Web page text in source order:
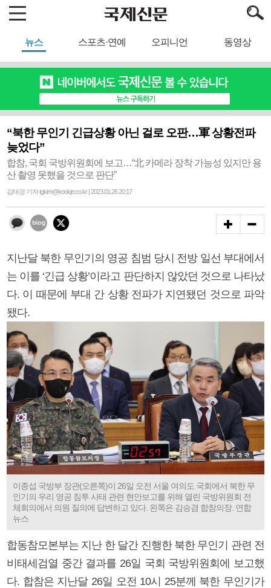
뉴스 스포츠·연예 오피니언 동영상
“북한 무인기 긴급상황 아닌 걸로 오판…軍 상황전파
늦었다”
합참, 국회 국방위원회에 보고…“北 카메라 장착 가능성 있지만 용
산 촬영 못했을 것으로 판단”
김태경 기자 tgkim@kookje.co.kr | 2023.01.26 20:17
지난달 북한 무인기의 영공 침범 당시 전방 일선 부대에서
는 이를 ‘긴급 상황’이라고 판단하지 않았던 것으로 나타났
다. 이 때문에 부대 간 상황 전파가 지연됐던 것으로 파악
됐다.
이종섭 국방부 장관(오른쪽)이 26일 오전 서울 여의도 국회에서 북한 무
인기의 우리 영공 침투 사태 관련 현안보고를 위해 열린 국방위원회 전
체회의에서 의원 질의에 답변하고 있다. 왼쪽은 김승겸 합참의장. 연합
뉴스
합동참모본부는 지난 한 달간 진행한 북한 무인기 관련 전
비태세검열 중간 결과를 26일 국회 국방위원회에 보고했
다. 합참은 지난달 26일 오전 10시 25분께 북한 무인기가